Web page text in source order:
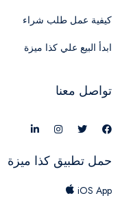
كيفية عمل طلب شراء
ابدأ البيع علي كذا ميزة
تواصل معنا
حمل تطبيق كذا ميزة
iOS App